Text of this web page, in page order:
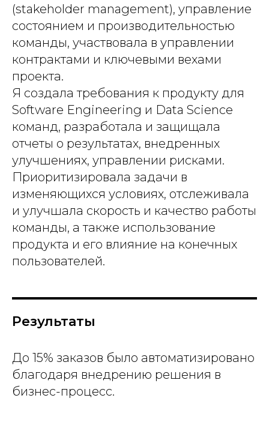
(stakeholder management), управление
состоянием и производительностью
команды, участвовала в управлении
контрактами и ключевыми вехами
проекта.
Я создала требования к продукту для
Software Engineering и Data Science
команд, разработала и защищала
отчеты о результатах, внедренных
улучшениях, управлении рисками.
Приоритизировала задачи в
изменяющихся условиях, отслеживала
и улучшала скорость и качество работы
команды, а также использование
продукта и его влияние на конечных
пользователей.
Результаты
До 15% заказов было автоматизировано
благодаря внедрению решения в
бизнес-процесс.